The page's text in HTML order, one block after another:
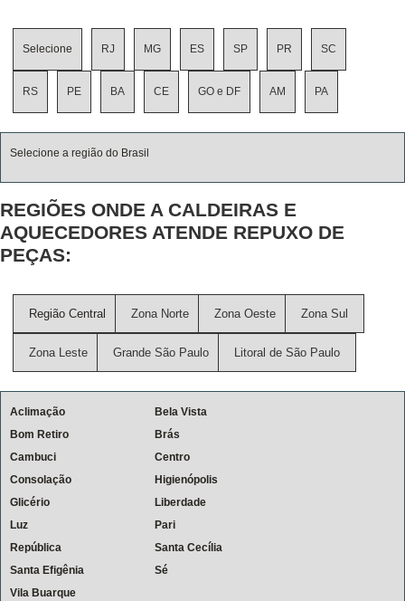
Selecione RJ MG ES SP PR SC
RS PE BA CE GO e DF AM PA
Selecione a região do Brasil
REGIÕES ONDE A CALDEIRAS E
AQUECEDORES ATENDE REPUXO DE
PEÇAS:
Região Central Zona Norte Zona Oeste Zona Sul
Zona Leste Grande São Paulo Litoral de São Paulo
Aclimação
Bela Vista
Bom Retiro
Brás
Cambuci
Centro
Consolação
Higienópolis
Glicério
Liberdade
Luz
Pari
República
Santa Cecília
Santa Efigênia
Sé
Vila Buarque